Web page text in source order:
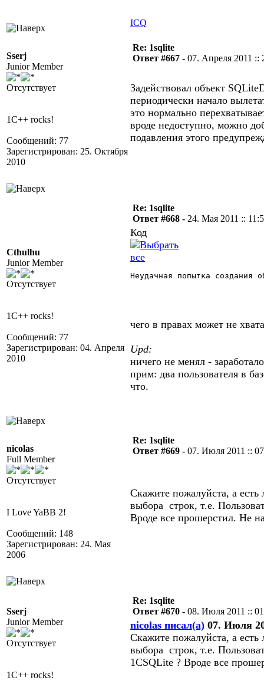
ICQ
Sserj
Junior Member
Отсутствует
1C++ rocks!
Сообщений: 77
Зарегистрирован: 25. Октября
2010
Re: 1sqlite
Ответ #667 - 07. Апреля 2011 ::
Задействовал объект
периодически начало
это нормально
вроде недоступно, можно
подавления этого
Cthulhu
Junior Member
Отсутствует
1C++ rocks!
Сообщений: 77
Зарегистрирован: 04. Апреля
2010
Re: 1sqlite
Ответ #668 - 24. Мая 2011 ::
Код
Неудачная попытка создания
чего в правах может не
Upd:
ничего не менял -
прим: два пользователя в
что.
nicolas
Full Member
Отсутствует
I Love YaBB 2!
Сообщений: 148
Зарегистрирован: 24. Мая
2006
Re: 1sqlite
Ответ #669 - 07. Июля 2011 ::
Скажите пожалуйста, а
выбора строк, т.е.
Вроде все прошерстил. Не
Sserj
Junior Member
Отсутствует
1C++ rocks!
Re: 1sqlite
Ответ #670 - 08. Июля 2011 ::
nicolas писал(а) 07. Июля
Скажите пожалуйста, а
выбора строк, т.е.
1CSQLite ? Вроде все